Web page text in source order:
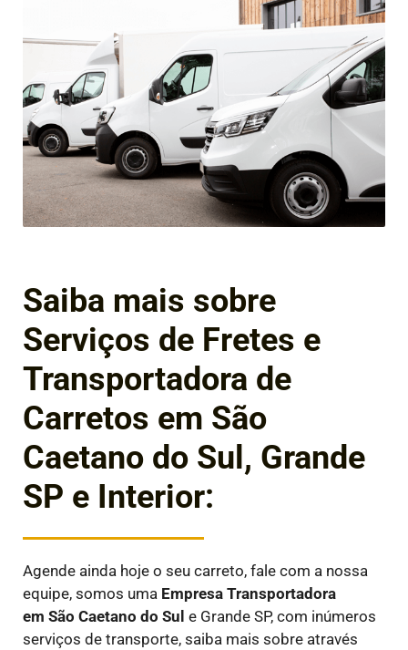
Saiba mais sobre
Serviços de Fretes e
Transportadora de
Carretos em São
Caetano do Sul, Grande
SP e Interior:
Agende ainda hoje o seu carreto, fale com a nossa
equipe, somos uma Empresa Transportadora
em São Caetano do Sul e Grande SP, com inúmeros
serviços de transporte, saiba mais sobre através